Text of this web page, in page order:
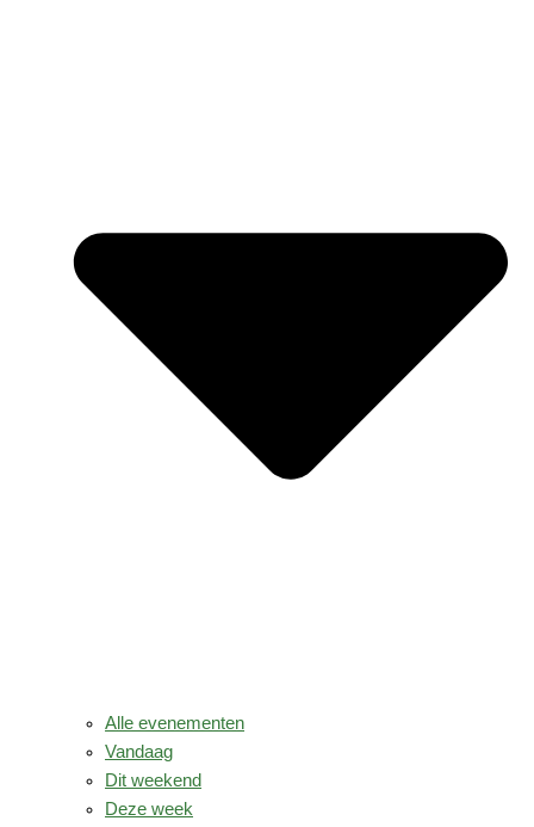
Alle evenementen
Vandaag
Dit weekend
Deze week